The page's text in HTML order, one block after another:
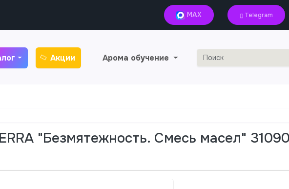
MAX Telegram
Акции Арома обучение
"Безмятежность. Смесь масел"